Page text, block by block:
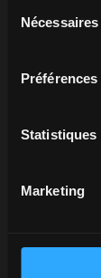
Nécessaires
Préférences
Statistiques
Marketing